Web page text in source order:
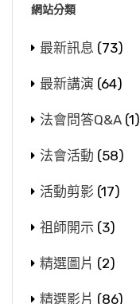
網站分類
最新訊息 (73)
最新講演 (64)
法會問答Q&A (1)
法會活動 (58)
活動剪影 (17)
祖師開示 (3)
精選圖片 (2)
精選影片 (86)